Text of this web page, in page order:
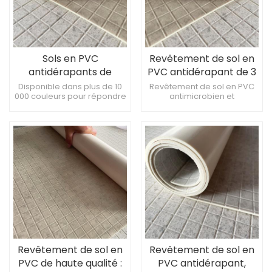
Sols en PVC
antidérapants de
haute qualité, épaisseur
de 3 mm
Disponible dans plus de 10
000 couleurs pour répondre
taches n'adhèrent pas
facilement, facile à nettoyer
Inhibe la croissance des
bactéries, offrant ainsi un
environnement d'utilisation
plus sain.
Revêtement de sol en
PVC antidérapant de 3
mm d'épaisseur,
imperméable et
pour les toilettes de la
salle de bain
Revêtement de sol en PVC
antimicrobien et
de bains Revêtement de sol
en PVC antidérapant, super
résistant à l'usure
Revêtement de sol PVC
antidérapant professionnel,
imperméable et
antibactérien
Revêtement de sol en
PVC de haute qualité :
Revêtement de sol en
PVC antidérapant,